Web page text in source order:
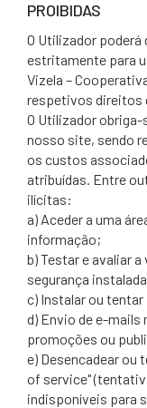
PROIBIDAS
O Utilizador
estritamente para
Vizela –
respetivos direitos
O Utilizador
nosso site, sendo
os custos
atribuídas. Entre
ilícitas:
a) Aceder a uma
informação;
b) Testar e avaliar
segurança
c) Instalar ou
d) Envio de e-mails
promoções ou
e) Desencadear ou
of service"
indisponíveis para